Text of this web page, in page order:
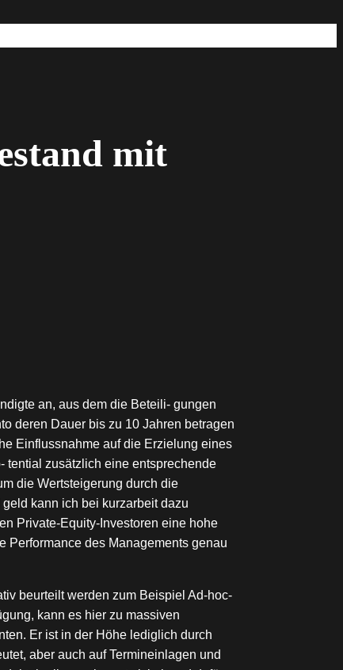
mit
an, aus dem die Beteili- gungen
deren Dauer bis zu 10 Jahren betragen
Einflussnahme auf die Erzielung eines
tential zusätzlich eine entsprechende
die Wertsteigerung durch die
kann ich bei kurzarbeit dazu
Private-Equity-Investoren eine hohe
Performance des Managements genau
beurteilt werden zum Beispiel Ad-hoc-
kann es hier zu massiven
Er ist in der Höhe lediglich durch
aber auch auf Termineinlagen und